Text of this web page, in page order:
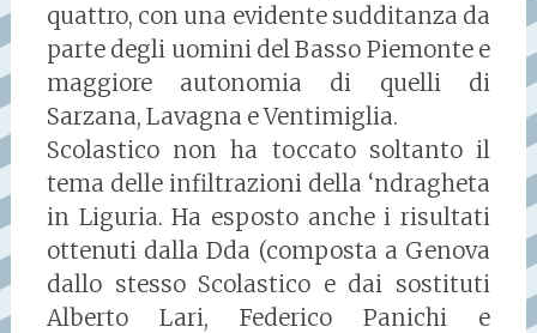
quattro, con una evidente sudditanza da
parte degli uomini del Basso Piemonte e
maggiore autonomia di quelli di
Sarzana, Lavagna e Ventimiglia.
Scolastico non ha toccato soltanto il
tema delle infiltrazioni della ‘ndragheta
in Liguria. Ha esposto anche i risultati
ottenuti dalla Dda (composta a Genova
dallo stesso Scolastico e dai sostituti
Alberto Lari, Federico Panichi e